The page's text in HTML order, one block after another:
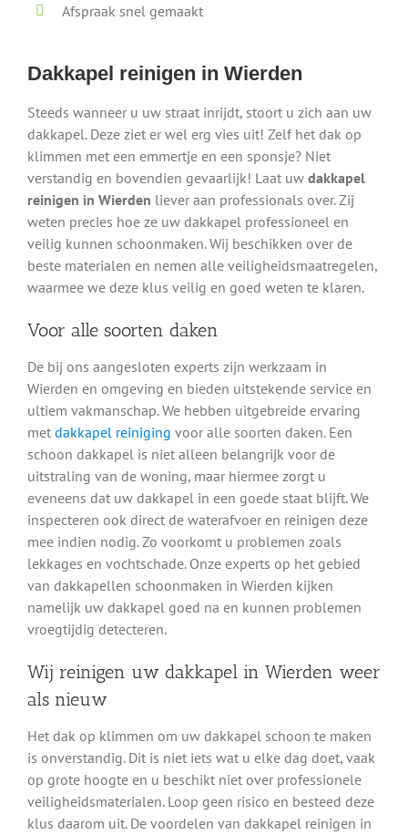
Afspraak snel gemaakt
Dakkapel reinigen in Wierden
Steeds wanneer u uw straat inrijdt, stoort u zich aan uw
dakkapel. Deze ziet er wel erg vies uit! Zelf het dak op
klimmen met een emmertje en een sponsje? Niet
verstandig en bovendien gevaarlijk! Laat uw dakkapel
reinigen in Wierden liever aan professionals over. Zij
weten precies hoe ze uw dakkapel professioneel en
veilig kunnen schoonmaken. Wij beschikken over de
beste materialen en nemen alle veiligheidsmaatregelen,
waarmee we deze klus veilig en goed weten te klaren.
Voor alle soorten daken
De bij ons aangesloten experts zijn werkzaam in
Wierden en omgeving en bieden uitstekende service en
ultiem vakmanschap. We hebben uitgebreide ervaring
met dakkapel reiniging voor alle soorten daken. Een
schoon dakkapel is niet alleen belangrijk voor de
uitstraling van de woning, maar hiermee zorgt u
eveneens dat uw dakkapel in een goede staat blijft. We
inspecteren ook direct de waterafvoer en reinigen deze
mee indien nodig. Zo voorkomt u problemen zoals
lekkages en vochtschade. Onze experts op het gebied
van dakkapellen schoonmaken in Wierden kijken
namelijk uw dakkapel goed na en kunnen problemen
vroegtijdig detecteren.
Wij reinigen uw dakkapel in Wierden weer
als nieuw
Het dak op klimmen om uw dakkapel schoon te maken
is onverstandig. Dit is niet iets wat u elke dag doet, vaak
op grote hoogte en u beschikt niet over professionele
veiligheidsmaterialen. Loop geen risico en besteed deze
klus daarom uit. De voordelen van dakkapel reinigen in